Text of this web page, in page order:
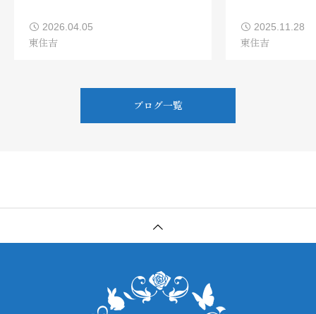
2026.04.05
東住吉
2025.11.28
東住吉
ブログ一覧